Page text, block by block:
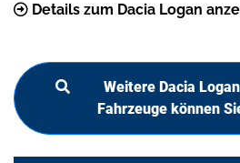
Details zum Dacia Logan
Weitere Dacia
Fahrzeuge können